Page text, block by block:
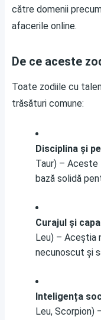
către domenii
afacerile online.
De ce aceste
Toate zodiile cu
trăsături comune:
Disciplina și
Taur) –
bază solidă
Curajul și
Leu) – Aceștia
necunoscut și
Inteligența
Leu, Scorpion)